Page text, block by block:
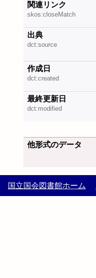
関連リンク
skos:closeMatch
出典
dct:source
作成日
dct:created
最終更新日
dct:modified
他形式のデータ
国立国会図書館ホーム